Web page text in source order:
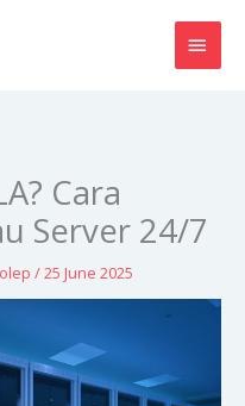
Cara
Server 24/7
/25 June 2025